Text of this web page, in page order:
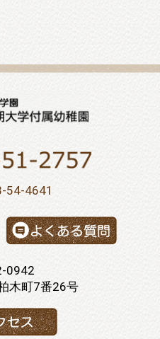
54-4641
0942
木町7番26号